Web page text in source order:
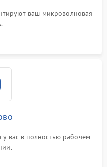
ваш микроволновая
вас в полностью рабочем